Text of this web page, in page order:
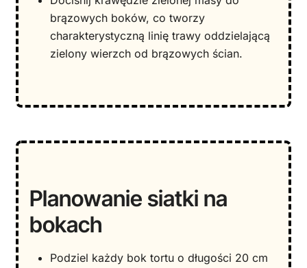
brązowych boków, co tworzy
charakterystyczną linię trawy oddzielającą
zielony wierzch od brązowych ścian.
Planowanie siatki na
bokach
Podziel każdy bok tortu o długości 20 cm